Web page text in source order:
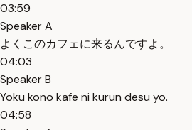
03:59
Speaker A
よくこのカフェに来るんですよ。
04:03
Speaker B
Yoku kono kafe ni kurun desu yo.
04:58